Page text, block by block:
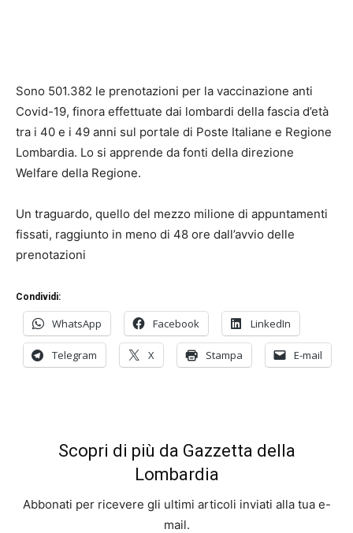
Sono 501.382 le prenotazioni per la vaccinazione anti
Covid-19, finora effettuate dai lombardi della fascia d’età
tra i 40 e i 49 anni sul portale di Poste Italiane e Regione
Lombardia. Lo si apprende da fonti della direzione
Welfare della Regione.
Un traguardo, quello del mezzo milione di appuntamenti
fissati, raggiunto in meno di 48 ore dall’avvio delle
prenotazioni
Condividi:
WhatsApp Facebook LinkedIn
Telegram X Stampa E-mail
Scopri di più da Gazzetta della
Lombardia
Abbonati per ricevere gli ultimi articoli inviati alla tua e-
mail.